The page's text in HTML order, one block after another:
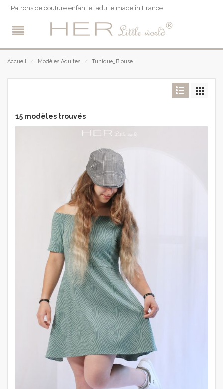
Patrons de couture enfant et adulte made in France
Accueil / Modèles Adultes / Tunique_Blouse
15 modèles trouvés